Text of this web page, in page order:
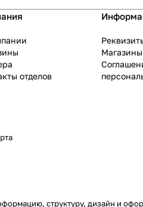
отделов
Магазины
структуру, дизайн и